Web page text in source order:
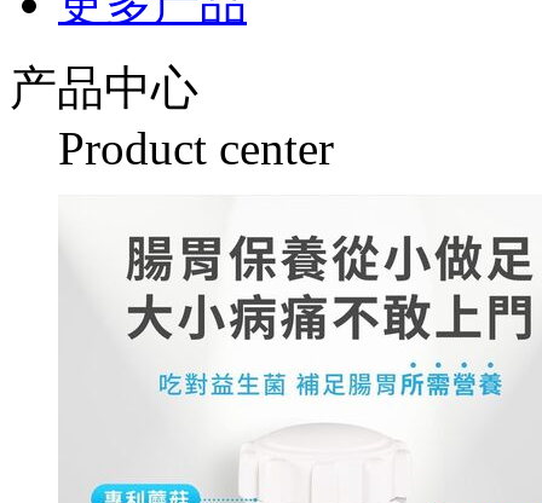
产品中心
Product center